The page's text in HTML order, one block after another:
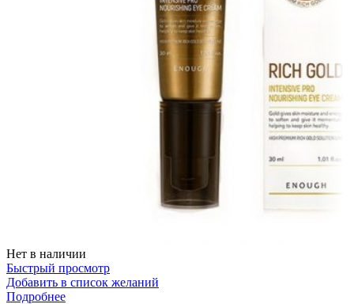
Нет в наличии
Быстрый просмотр
Добавить в список желаний
Подробнее